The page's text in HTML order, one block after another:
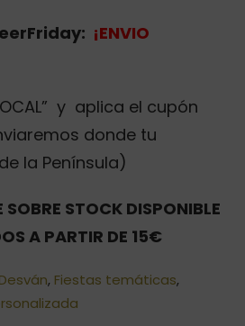
¡ENVIO
y aplica el cupón
donde tu
la Península)
STOCK DISPONIBLE
A PARTIR DE 15€
Desván, Fiestas temáticas,